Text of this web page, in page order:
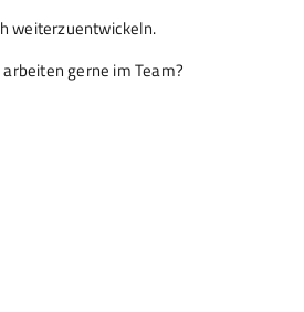
weiterzuentwickeln.
gerne im Team?